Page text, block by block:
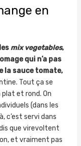
en
mix vegetables,
qui n’a pas
la sauce tomate,
Tout ça se
et rond. On
(dans les
c’est servi dans
que virevoltent
et vraiment pas